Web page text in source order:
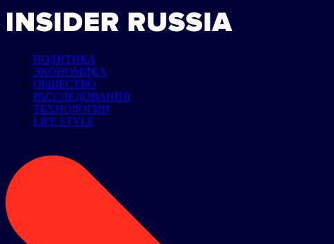
ПОЛИТИКА
ЭКОНОМИКА
ОБЩЕСТВО
РАССЛЕДОВАНИЯ
ТЕХНОЛОГИИ
LIFE STYLE